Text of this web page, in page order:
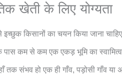
खेती के लिए योग्यता
किसानों का चयन किया जाना
कम से कम एक एकड़ भूमि का स्वामित्व
तक संभव हो एक ही गाँव, पड़ोसी गाँव